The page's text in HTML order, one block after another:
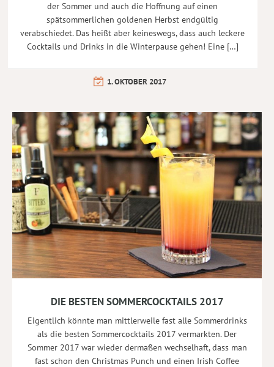
der Sommer und auch die Hoffnung auf einen
spätsommerlichen goldenen Herbst endgültig
verabschiedet. Das heißt aber keineswegs, dass auch leckere
Cocktails und Drinks in die Winterpause gehen! Eine […]
1. OKTOBER 2017
DIE BESTEN SOMMERCOCKTAILS 2017
Eigentlich könnte man mittlerweile fast alle Sommerdrinks
als die besten Sommercocktails 2017 vermarkten. Der
Sommer 2017 war wieder dermaßen wechselhaft, dass man
fast schon den Christmas Punch und einen Irish Coffee